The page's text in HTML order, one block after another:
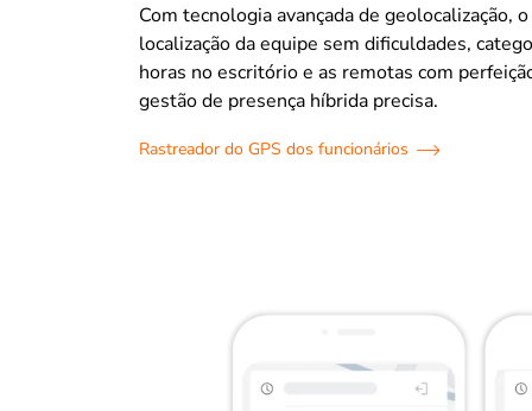
Com tecnologia avançada de geolocalização,
localização da equipe sem dificuldades,
horas no escritório e as remotas com
gestão de presença híbrida precisa.
Rastreador do GPS dos funcionários